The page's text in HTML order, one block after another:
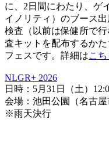
に、2日間にわたり、ゲ
イノリティ）のブース
検査（以前は保健所で
査キットを配布するか
フェスです。詳細はこち
NLGR+ 2026
日時：5月31日（土）
会場：池田公園（名古屋
※雨天決行